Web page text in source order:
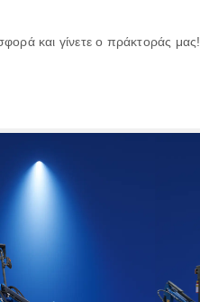
και γίνετε ο πράκτοράς μας!